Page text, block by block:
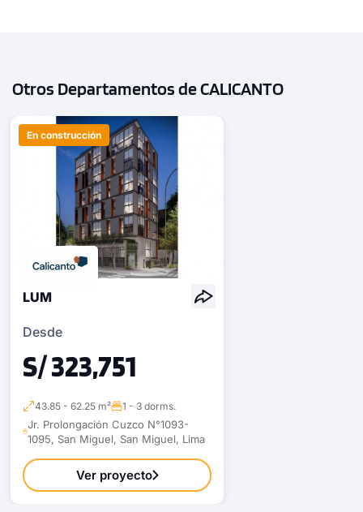
1 unidad disponible
Desde
S/ 900,741
Modelo 709
Piso 7
Otros Departamentos de CALICANTO
En construcción
LUM
Desde
S/ 323,751
43.85 - 62.25 m² 1 - 3 dorms.
Jr. Prolongación Cuzco N°1093-
1095, San Miguel, San Miguel, Lima
Ver proyecto